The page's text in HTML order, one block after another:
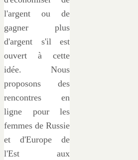
l'argent ou de
gagner plus
d'argent s'il est
ouvert à cette
idée. Nous
proposons des
rencontres en
ligne pour les
femmes de Russie
et d'Europe de
l'Est aux